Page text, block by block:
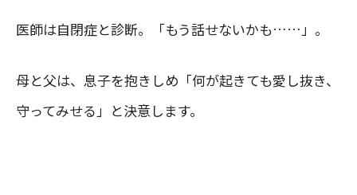
医師は自閉症と診断。「もう話せないかも……」。
母と父は、息子を抱きしめ「何が起きても愛し抜き、
守ってみせる」と決意します。